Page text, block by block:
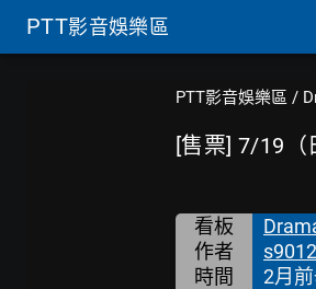
PTT影音娛樂區
PTT影音娛樂區 /
[售票] 7/19（
看板
作者
時間 2月前